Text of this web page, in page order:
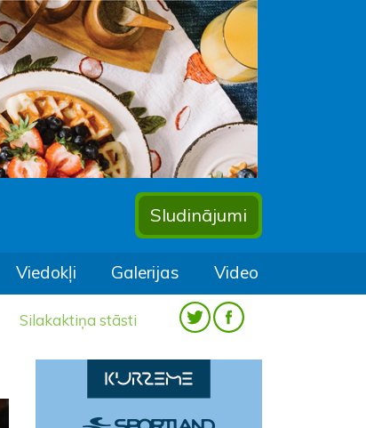
Sludinājumi
Viedokļi Galerijas Video
Silakaktiņa stāsti